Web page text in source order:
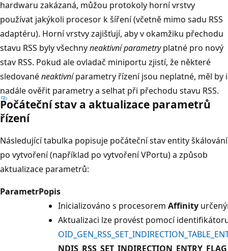
hardwaru zakázaná, můžou protokoly horní vrstvy
používat jakýkoli procesor k šíření (včetně mimo sadu RSS
adaptéru). Horní vrstvy zajišťují, aby v okamžiku přechodu
stavu RSS byly všechnyneaktivní parametryplatné pro nový
stav RSS. Pokud ale ovladač miniportu zjistí, že některé
sledovanéneaktivníparametry řízení jsou neplatné, měl by i
nadále ověřit parametry a selhat při přechodu stavu RSS.
Počáteční stav a aktualizace parametrů
řízení
Následující tabulka popisuje počáteční stav entity škálování
po vytvoření (například po vytvoření VPortu) a způsob
aktualizace parametrů:
ParametrPopis
Inicializováno s procesorem Affinity
Aktualizaci lze provést pomocí